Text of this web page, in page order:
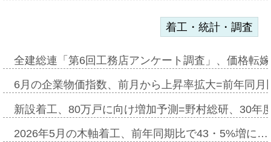
着工・統計・調査
全建総連「第6回工務店アンケート調査」、価格転
6月の企業物価指数、前月から上昇率拡大=前年同
新設着工、80万戸に向け増加予測=野村総研、30年
2026年5月の木軸着工、前年同期比で43・5%増に…